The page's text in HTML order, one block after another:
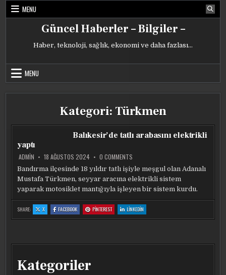
Skip
MENU
Güncel Haberler – Bilgiler –
Haber, teknoloji, sağlık, ekonomi ve daha fazlası…
MENU
Kategori: Türkmen
Balıkesir’de tatlı arabasını elektrikli
yaptı
ADMIN 18 AĞUSTOS 2024 0 COMMENTS
TATLI
ARABASINI
ELEKTRIKLI
YAPTI
Bandırma ilçesinde 18 yıldır tatlı işiyle meşgul olan Adanalı
Mustafa Türkmen, seyyar aracına elektrikli sistem
yaparak motosiklet mantığıyla işleyen bir sistem kurdu.
SHARE: X:
BALIKESIR’DE
TATLI
FACEBOOK:
BALIKESIR’DE
TATLI
PINTEREST:
BALIKESIR’DE
TATLI
LINKEDIN
BALIKESIR’DE
TATLI
Kategoriler